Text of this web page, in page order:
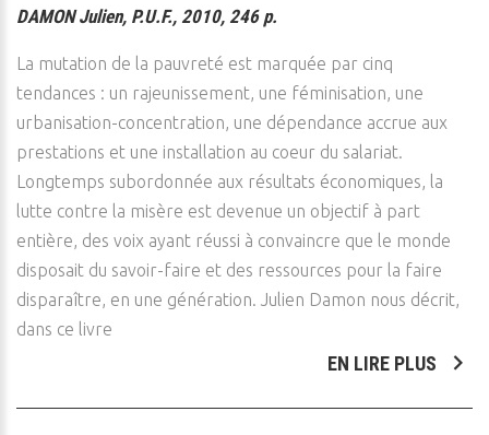
DAMON Julien, P.U.F., 2010, 246 p.
La mutation de la pauvreté est marquée par cinq
tendances : un rajeunissement, une féminisation, une
urbanisation-concentration, une dépendance accrue aux
prestations et une installation au coeur du salariat.
Longtemps subordonnée aux résultats économiques, la
lutte contre la misère est devenue un objectif à part
entière, des voix ayant réussi à convaincre que le monde
disposait du savoir-faire et des ressources pour la faire
disparaître, en une génération. Julien Damon nous décrit,
dans ce livre
EN LIRE PLUS